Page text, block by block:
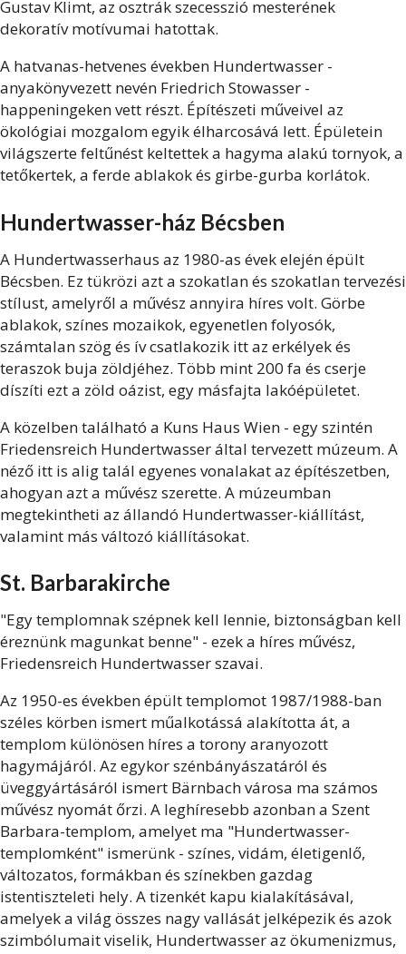
Gustav Klimt, az osztrák szecesszió mesterének
dekoratív motívumai hatottak.
A hatvanas-hetvenes években Hundertwasser -
anyakönyvezett nevén Friedrich Stowasser -
happeningeken vett részt. Építészeti műveivel az
ökológiai mozgalom egyik élharcosává lett. Épületein
világszerte feltűnést keltettek a hagyma alakú tornyok, a
tetőkertek, a ferde ablakok és girbe-gurba korlátok.
Hundertwasser-ház Bécsben
A Hundertwasserhaus az 1980-as évek elején épült
Bécsben. Ez tükrözi azt a szokatlan és szokatlan tervezési
stílust, amelyről a művész annyira híres volt. Görbe
ablakok, színes mozaikok, egyenetlen folyosók,
számtalan szög és ív csatlakozik itt az erkélyek és
teraszok buja zöldjéhez. Több mint 200 fa és cserje
díszíti ezt a zöld oázist, egy másfajta lakóépületet.
A közelben található a Kuns Haus Wien - egy szintén
Friedensreich Hundertwasser által tervezett múzeum. A
néző itt is alig talál egyenes vonalakat az építészetben,
ahogyan azt a művész szerette. A múzeumban
megtekintheti az állandó Hundertwasser-kiállítást,
valamint más változó kiállításokat.
St. Barbarakirche
"Egy templomnak szépnek kell lennie, biztonságban kell
éreznünk magunkat benne" - ezek a híres művész,
Friedensreich Hundertwasser szavai.
Az 1950-es években épült templomot 1987/1988-ban
széles körben ismert műalkotássá alakította át, a
templom különösen híres a torony aranyozott
hagymájáról. Az egykor szénbányászatáról és
üveggyártásáról ismert Bärnbach városa ma számos
művész nyomát őrzi. A leghíresebb azonban a Szent
Barbara-templom, amelyet ma "Hundertwasser-
templomként" ismerünk - színes, vidám, életigenlő,
változatos, formákban és színekben gazdag
istentiszteleti hely. A tizenkét kapu kialakításával,
amelyek a világ összes nagy vallását jelképezik és azok
szimbólumait viselik, Hundertwasser az ökumenizmus,